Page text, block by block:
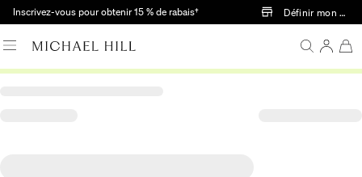
Passer au contenu principal
Inscrivez-vous pour obtenir 15 % de rabais† Définir mon